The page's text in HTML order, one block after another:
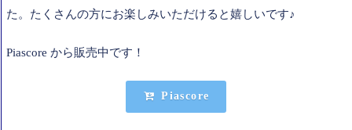
た。たくさんの方にお楽しみいただけると嬉しいです♪
Piascore から販売中です！
Piascore